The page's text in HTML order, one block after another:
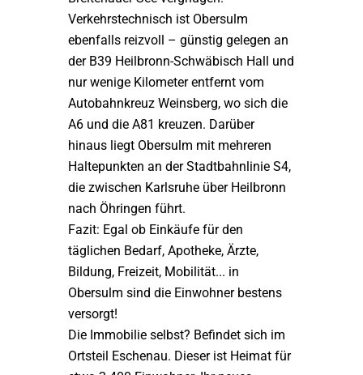
Verkehrstechnisch ist Obersulm
ebenfalls reizvoll – günstig gelegen an
der B39 Heilbronn-Schwäbisch Hall und
nur wenige Kilometer entfernt vom
Autobahnkreuz Weinsberg, wo sich die
A6 und die A81 kreuzen. Darüber
hinaus liegt Obersulm mit mehreren
Haltepunkten an der Stadtbahnlinie S4,
die zwischen Karlsruhe über Heilbronn
nach Öhringen führt.
Fazit: Egal ob Einkäufe für den
täglichen Bedarf, Apotheke, Ärzte,
Bildung, Freizeit, Mobilität... in
Obersulm sind die Einwohner bestens
versorgt!
Die Immobilie selbst? Befindet sich im
Ortsteil Eschenau. Dieser ist Heimat für